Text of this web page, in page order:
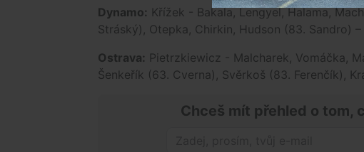
Dynamo: Křížek - Bakala, Lengyel, Halama,
Stráský), Otepka, Chirkin, Hudson (83. Sandro)
Ostrava: Pietrzkiewicz - Malcharek, Vomáčka,
Šenkeřík (63. Cverna), Svěrkoš (83. Ferenčík),
Chceš mít přehled o tom,